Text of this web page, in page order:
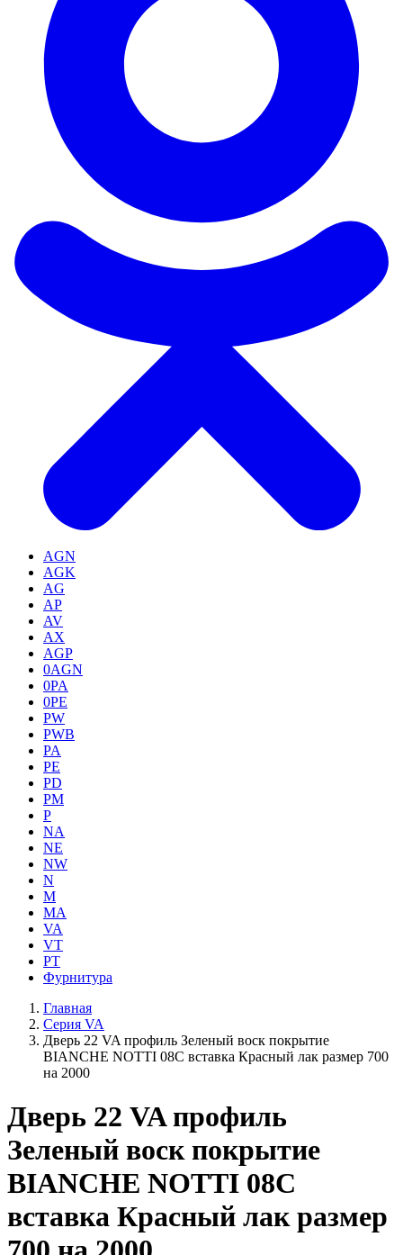
AGN
AGK
AG
AP
AV
AX
AGP
0AGN
0PA
0PE
PW
PWB
PA
PE
PD
PM
P
NA
NE
NW
N
M
MA
VA
VT
PT
Фурнитура
Главная
Серия VA
Дверь 22 VA профиль Зеленый воск покрытие
BIANCHE NOTTI 08C вставка Красный лак размер 700
на 2000
Дверь 22 VA профиль
Зеленый воск покрытие
BIANCHE NOTTI 08C
вставка Красный лак размер